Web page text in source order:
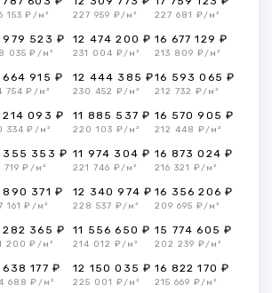
153 ₽/м² 227 959 ₽/м² 227 681 ₽/м²
979 523 ₽
035 ₽/м²
12 474 200 ₽
231 004 ₽/м²
16 677 129 ₽
213 809 ₽/м²
664 915 ₽
754 ₽/м²
12 444 385 ₽
230 452 ₽/м²
16 593 065 ₽
212 732 ₽/м²
214 093 ₽
334 ₽/м²
11 885 537 ₽
220 103 ₽/м²
16 570 905 ₽
212 448 ₽/м²
355 353 ₽
719 ₽/м²
11 974 304 ₽
221 746 ₽/м²
16 873 024 ₽
216 321 ₽/м²
890 371 ₽
161 ₽/м²
12 340 974 ₽
228 537 ₽/м²
16 356 206 ₽
209 695 ₽/м²
282 365 ₽
200 ₽/м²
11 556 650 ₽
214 012 ₽/м²
15 774 605 ₽
202 239 ₽/м²
638 177 ₽
688 ₽/м²
12 150 035 ₽
225 001 ₽/м²
16 822 170 ₽
215 669 ₽/м²